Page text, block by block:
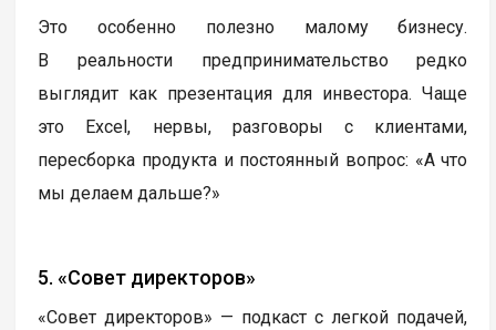
Это особенно полезно малому бизнесу.
В реальности предпринимательство редко
выглядит как презентация для инвестора. Чаще
это Excel, нервы, разговоры с клиентами,
пересборка продукта и постоянный вопрос: «А что
мы делаем дальше?»
5. «Совет директоров»
«Совет директоров» — подкаст с легкой подачей,